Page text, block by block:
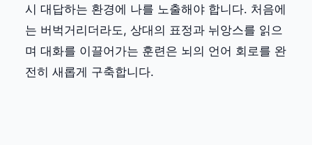
시 대답하는 환경에 나를 노출해야 합니다. 처음에
는 버벅거리더라도, 상대의 표정과 뉘앙스를 읽으
며 대화를 이끌어가는 훈련은 뇌의 언어 회로를 완
전히 새롭게 구축합니다.